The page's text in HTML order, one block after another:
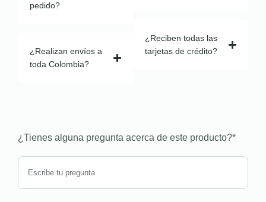
pedido?
¿Realizan envíos a
toda Colombia?
¿Reciben todas las
tarjetas de crédito?
¿Tienes alguna pregunta acerca de este producto?*